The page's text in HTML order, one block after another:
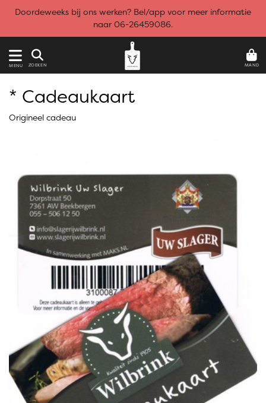
Doordeweeks bij ons werken? Bel/app voor meer informatie
naar 06-26459086.
MENU ZOEKEN MAND
* Cadeaukaart
Origineel cadeau